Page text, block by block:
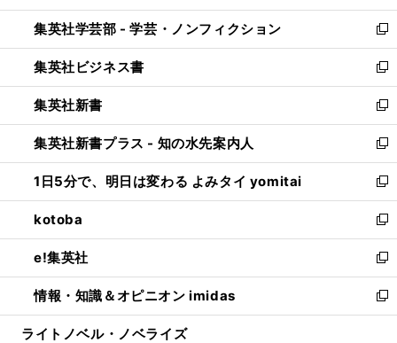
開
く
ウ
で
開
く
ン
ド
ウ
で
開
く
ウ
ィ
ン
ド
ウ
で
開
く
集英社学芸部 - 学芸・ノンフィクション
新
し
い
ウ
ィ
ン
ド
ウ
で
開
く
集英社ビジネス書
新
し
い
ウ
ィ
ン
ド
ウ
で
開
く
集英社新書
新
し
い
ウ
ィ
ン
ド
ウ
で
開
く
集英社新書プラス - 知の水先案内人
新
し
い
ウ
ィ
ン
ド
ウ
で
開
1日5分で、明日は変わる よみタイ yomitai
新
し
い
ウ
ィ
ン
ド
ウ
kotoba
新
し
い
ウ
ィ
ン
e!集英社
新
し
い
ウ
情報・知識＆オピニオン imidas
新
し
ライトノベル・ノベライズ